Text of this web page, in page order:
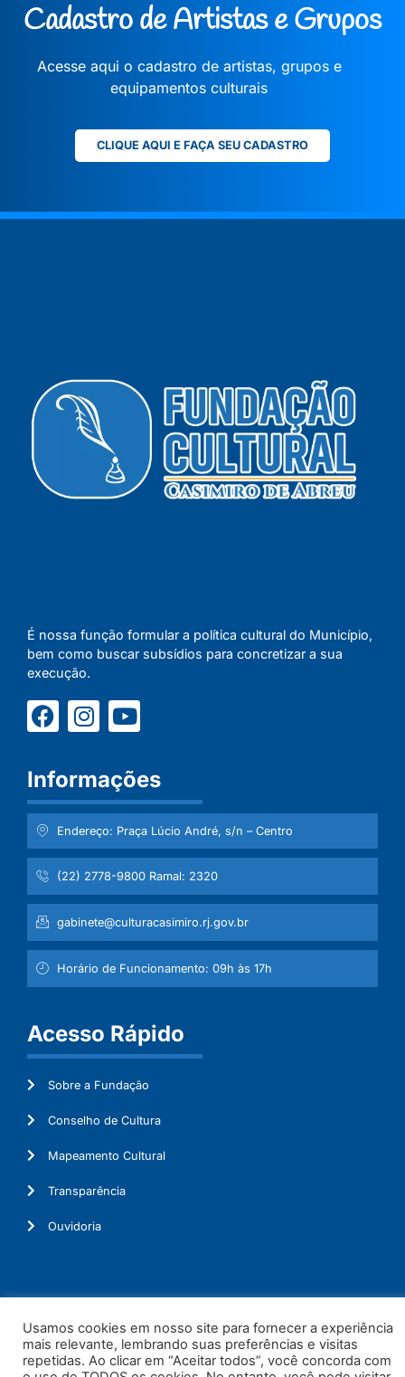
Cadastro de Artistas e Grupos
Acesse aqui o cadastro de artistas, grupos e
equipamentos culturais
CLIQUE AQUI E FAÇA SEU CADASTRO
É nossa função formular a política cultural do Município,
bem como buscar subsídios para concretizar a sua
execução.
Informações
Endereço: Praça Lúcio André, s/n – Centro
(22) 2778-9800 Ramal: 2320
gabinete@culturacasimiro.rj.gov.br
Horário de Funcionamento: 09h às 17h
Acesso Rápido
Sobre a Fundação
Conselho de Cultura
Mapeamento Cultural
Transparência
Ouvidoria
Usamos cookies em nosso site para fornecer a experiência
mais relevante, lembrando suas preferências e visitas
repetidas. Ao clicar em “Aceitar todos”, você concorda com